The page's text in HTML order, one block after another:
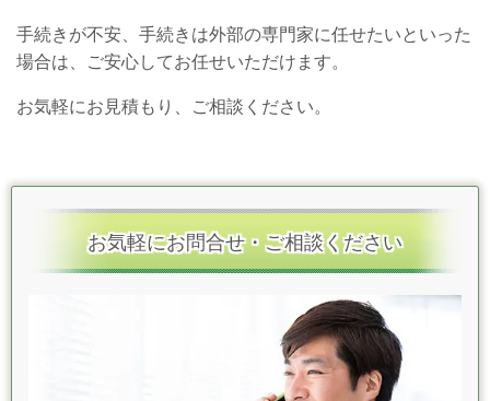
手続きが不安、手続きは外部の専門家に任せたいといった
場合は、ご安心してお任せいただけます。
お気軽にお見積もり、ご相談ください。
お気軽にお問合せ・ご相談ください